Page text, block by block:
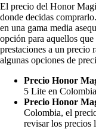
El precio del Honor
donde decidas
en una gama media
opción para aquellos
prestaciones a un precio
algunas opciones de
Precio Honor
5 Lite en
Precio Honor
Colombia, el
revisar los precios